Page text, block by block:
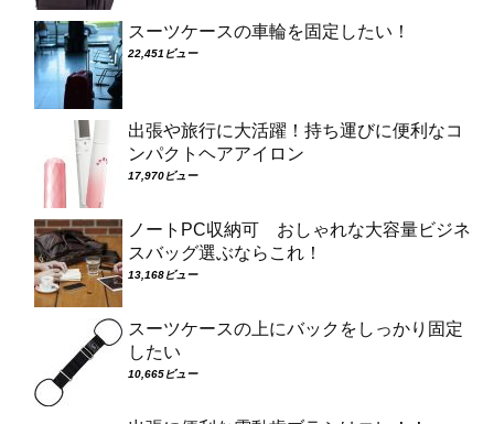
スーツケースの車輪を固定したい！
22,451ビュー
出張や旅行に大活躍！持ち運びに便利なコ
ンパクトヘアアイロン
17,970ビュー
ノートPC収納可 おしゃれな大容量ビジネ
スバッグ選ぶならこれ！
13,168ビュー
スーツケースの上にバックをしっかり固定
したい
10,665ビュー